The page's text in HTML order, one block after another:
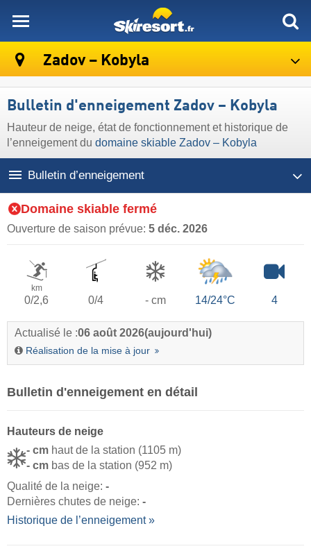
Zadov – Kobyla
Bulletin d'enneigement Zadov – Kobyla
Hauteur de neige, état de fonctionnement et historique de
l’enneigement du domaine skiable Zadov – Kobyla
Bulletin d’enneigement
Domaine skiable fermé
Ouverture de saison prévue: 5 déc. 2026
km
0/2,6 0/4 - cm 14/24°C 4
Actualisé le :06 août 2026(aujourd'hui)
Réalisation de la mise à jour
Bulletin d'enneigement en détail
Hauteurs de neige
- cm haut de la station (1105 m)
- cm bas de la station (952 m)
Qualité de la neige: -
Dernières chutes de neige: -
Historique de l’enneigement »